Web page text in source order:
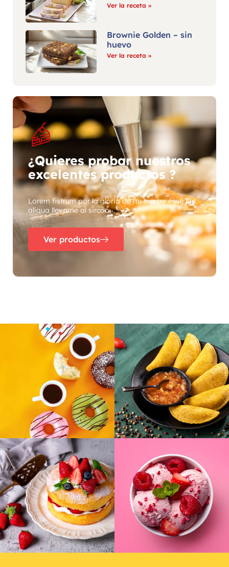
Ver la receta »
Brownie Golden – sin
huevo
Ver la receta »
¿Quieres probar nuestros
excelentes productos ?
Lorem fistrum por la gloria de mi madre esse jarl
aliqua llevame al sircoo.
Ver productos